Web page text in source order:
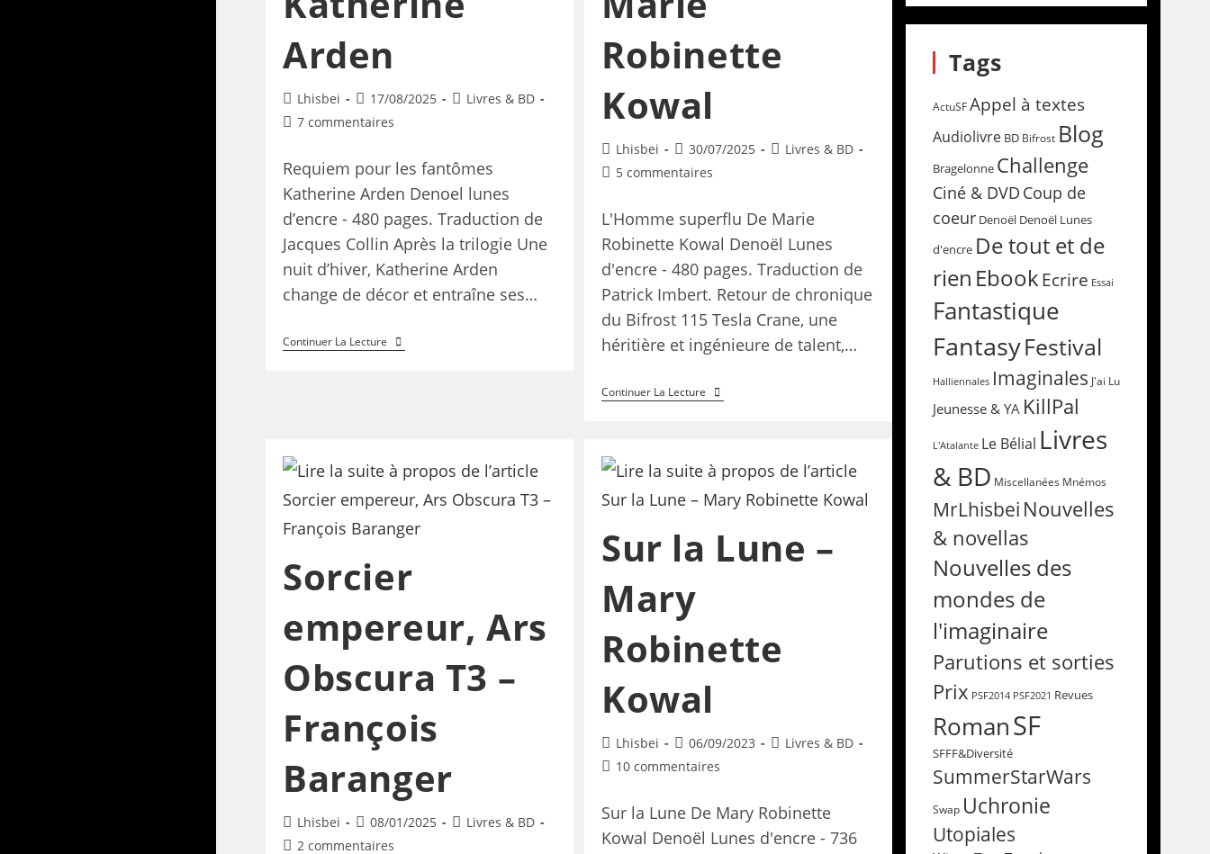
Arden
Lhisbei 17/08/2025
Livres & BD
7 commentaires
Requiem pour les fantômes
Katherine Arden Denoel lunes
d’encre - 480 pages. Traduction de
Jacques Collin Après la trilogie Une
nuit d’hiver, Katherine Arden
change de décor et entraîne ses…
Continuer La Lecture
Robinette
Kowal
Lhisbei 30/07/2025
Livres & BD
5 commentaires
L'Homme superflu De Marie
Robinette Kowal Denoël Lunes
d'encre - 480 pages. Traduction de
Patrick Imbert. Retour de chronique
du Bifrost 115 Tesla Crane, une
héritière et ingénieure de talent,…
Continuer La Lecture
Sorcier
empereur, Ars
Obscura T3 –
François
Baranger
Lhisbei 08/01/2025
Livres & BD
2 commentaires
Sur la Lune –
Mary
Robinette
Kowal
Lhisbei 06/09/2023
Livres & BD
10 commentaires
Sur la Lune De Mary Robinette
Kowal Denoël Lunes d'encre - 736
Tags
ActuSF Appel à textes
Audiolivre BD Bifrost Blog
Bragelonne Challenge
Ciné & DVD Coup de
coeur Denoël Denoël Lunes
d'encre De tout et de
rien EbookEcrire Essai
Fantastique
FantasyFestival
Halliennales Imaginales J'ai Lu
Jeunesse & YA KillPal
L'Atalante Le Bélial Livres
& BD Miscellanées Mnémos
MrLhisbei Nouvelles
& novellas
Nouvelles des
mondes de
l'imaginaire
Parutions et sorties
Prix PSF2014 PSF2021 Revues
RomanSF
SFFF&Diversité
SummerStarWars
Swap Uchronie
Utopiales